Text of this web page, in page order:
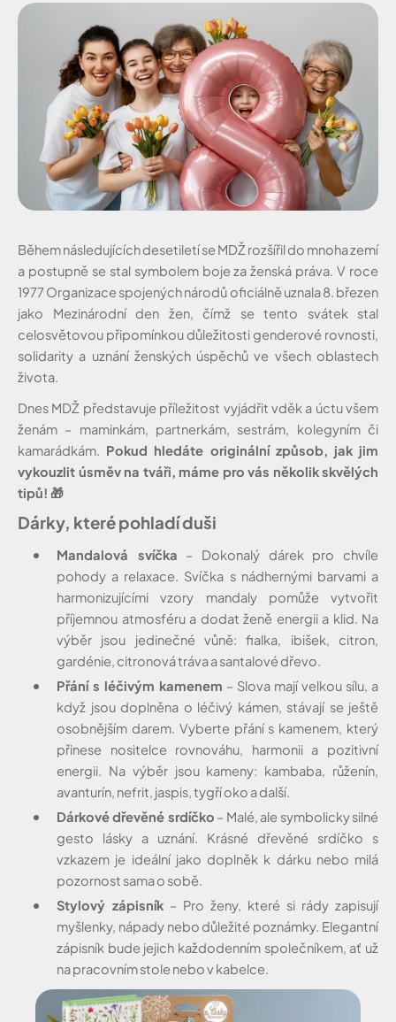
Během následujících desetiletí se MDŽ rozšířil do mnoha zemí
a postupně se stal symbolem boje za ženská práva. V roce
1977 Organizace spojených národů oficiálně uznala 8. březen
jako Mezinárodní den žen, čímž se tento svátek stal
celosvětovou připomínkou důležitosti genderové rovnosti,
solidarity a uznání ženských úspěchů ve všech oblastech
života.
Dnes MDŽ představuje příležitost vyjádřit vděk a úctu všem
ženám – maminkám, partnerkám, sestrám, kolegyním či
kamarádkám. Pokud hledáte originální způsob, jak jim
vykouzlit úsměv na tváři, máme pro vás několik skvělých
tipů! 🎁
Dárky, které pohladí duši
Mandalová svíčka – Dokonalý dárek pro chvíle
pohody a relaxace. Svíčka s nádhernými barvami a
harmonizujícími vzory mandaly pomůže vytvořit
příjemnou atmosféru a dodat ženě energii a klid. Na
výběr jsou jedinečné vůně: fialka, ibišek, citron,
gardénie, citronová tráva a santalové dřevo.
Přání s léčivým kamenem – Slova mají velkou sílu, a
když jsou doplněna o léčivý kámen, stávají se ještě
osobnějším darem. Vyberte přání s kamenem, který
přinese nositelce rovnováhu, harmonii a pozitivní
energii. Na výběr jsou kameny: kambaba, růženín,
avanturín, nefrit, jaspis, tygří oko a další.
Dárkové dřevěné srdíčko – Malé, ale symbolicky silné
gesto lásky a uznání. Krásné dřevěné srdíčko s
vzkazem je ideální jako doplněk k dárku nebo milá
pozornost sama o sobě.
Stylový zápisník – Pro ženy, které si rády zapisují
myšlenky, nápady nebo důležité poznámky. Elegantní
zápisník bude jejich každodenním společníkem, ať už
na pracovním stole nebo v kabelce.